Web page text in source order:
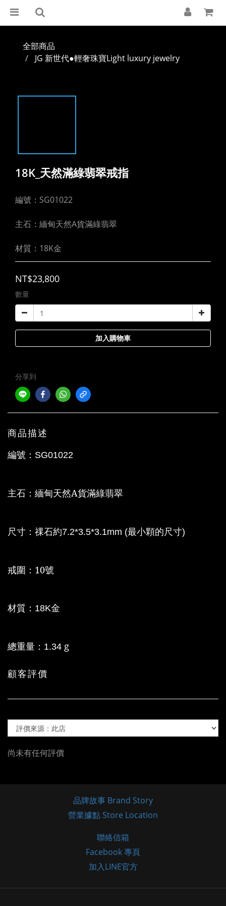
全部商品
JG 新世代●輕奢珠寶Light luxury jewelry
18K_天然滿綠翡翠戒指
編號：SG01022
主石：緬甸天然A貨滿綠翡翠
材質：18K金
NT$23,800
數量
加入購物車
分享到
商品描述
編號： SG01022
主石：緬甸天然A貨滿綠翡翠
尺寸 ：祼石約7.2*3.5*3.1mm (最小顆的尺寸)
戒圍 ：10號
材質： 18K金
總重量： 1.34 g
顧客評價
尚未有任何評價
品牌故事 Brand Story
營業據點 Store Location
聯絡信箱
Facebook 專頁
加入LINE官方